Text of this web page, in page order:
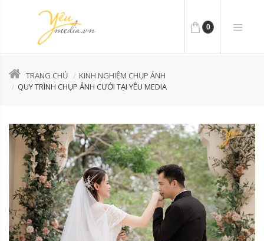
0
TRANG CHỦ
KINH NGHIỆM CHỤP ẢNH
QUY TRÌNH CHỤP ẢNH CƯỚI TẠI YÊU MEDIA